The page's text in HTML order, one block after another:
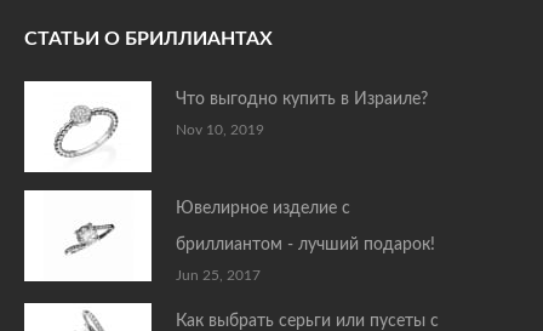
СТАТЬИ О БРИЛЛИАНТАХ
Что выгодно купить в Израиле?
Nov 10, 2019
Ювелирное изделие с
бриллиантом - лучший подарок!
Jun 25, 2017
Как выбрать серьги или пусеты с